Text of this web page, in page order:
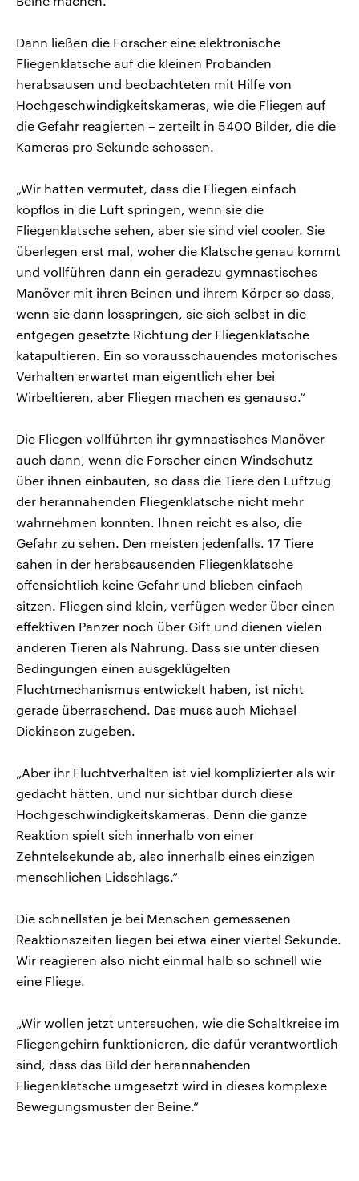
Dann ließen die Forscher eine elektronische
Fliegenklatsche auf die kleinen Probanden
herabsausen und beobachteten mit Hilfe von
Hochgeschwindigkeitskameras, wie die Fliegen auf
die Gefahr reagierten – zerteilt in 5400 Bilder, die die
Kameras pro Sekunde schossen.
„Wir hatten vermutet, dass die Fliegen einfach
kopflos in die Luft springen, wenn sie die
Fliegenklatsche sehen, aber sie sind viel cooler. Sie
überlegen erst mal, woher die Klatsche genau kommt
und vollführen dann ein geradezu gymnastisches
Manöver mit ihren Beinen und ihrem Körper so dass,
wenn sie dann losspringen, sie sich selbst in die
entgegen gesetzte Richtung der Fliegenklatsche
katapultieren. Ein so vorausschauendes motorisches
Verhalten erwartet man eigentlich eher bei
Wirbeltieren, aber Fliegen machen es genauso.“
Die Fliegen vollführten ihr gymnastisches Manöver
auch dann, wenn die Forscher einen Windschutz
über ihnen einbauten, so dass die Tiere den Luftzug
der herannahenden Fliegenklatsche nicht mehr
wahrnehmen konnten. Ihnen reicht es also, die
Gefahr zu sehen. Den meisten jedenfalls. 17 Tiere
sahen in der herabsausenden Fliegenklatsche
offensichtlich keine Gefahr und blieben einfach
sitzen. Fliegen sind klein, verfügen weder über einen
effektiven Panzer noch über Gift und dienen vielen
anderen Tieren als Nahrung. Dass sie unter diesen
Bedingungen einen ausgeklügelten
Fluchtmechanismus entwickelt haben, ist nicht
gerade überraschend. Das muss auch Michael
Dickinson zugeben.
„Aber ihr Fluchtverhalten ist viel komplizierter als wir
gedacht hätten, und nur sichtbar durch diese
Hochgeschwindigkeitskameras. Denn die ganze
Reaktion spielt sich innerhalb von einer
Zehntelsekunde ab, also innerhalb eines einzigen
menschlichen Lidschlags.“
Die schnellsten je bei Menschen gemessenen
Reaktionszeiten liegen bei etwa einer viertel Sekunde.
Wir reagieren also nicht einmal halb so schnell wie
eine Fliege.
„Wir wollen jetzt untersuchen, wie die Schaltkreise im
Fliegengehirn funktionieren, die dafür verantwortlich
sind, dass das Bild der herannahenden
Fliegenklatsche umgesetzt wird in dieses komplexe
Bewegungsmuster der Beine.“